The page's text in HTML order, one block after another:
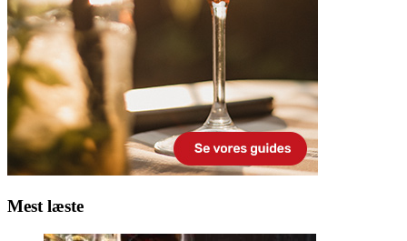
Mest læste